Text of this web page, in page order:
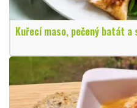
Kuřecí maso, pečený batát